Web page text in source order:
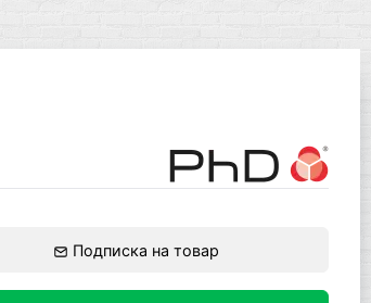
Подписка на товар